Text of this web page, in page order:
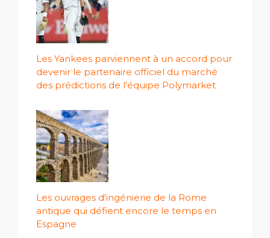
Les Yankees parviennent à un accord pour
devenir le partenaire officiel du marché
des prédictions de l'équipe Polymarket
Les ouvrages d'ingénierie de la Rome
antique qui défient encore le temps en
Espagne